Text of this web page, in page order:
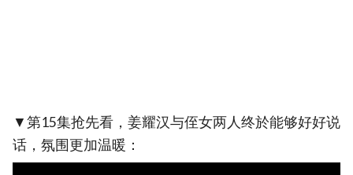
▼第15集抢先看，姜耀汉与侄女两人终於能够好好说
话，氛围更加温暖：